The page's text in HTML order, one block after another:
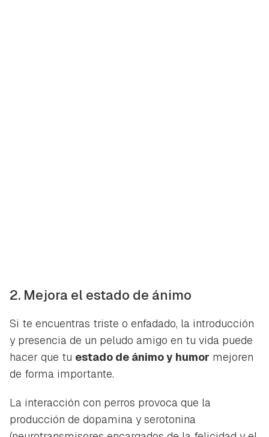
2. Mejora el estado de ánimo
Si te encuentras triste o enfadado, la introducción
y presencia de un peludo amigo en tu vida puede
hacer que tu estado de ánimo y humor mejoren
de forma importante.
La interacción con perros provoca que la
producción de dopamina y serotonina